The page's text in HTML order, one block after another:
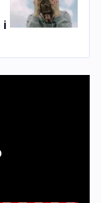
i